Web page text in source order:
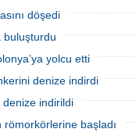
döşedi
buluşturdu
yolcu etti
denize indirdi
denize indirildi
römorkörlerine başladı